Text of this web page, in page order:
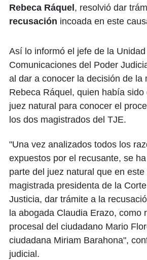
Rebeca Ráquel , resolvió dar
recusación incoada en este
Así lo informó el jefe de la
Comunicaciones del Poder
al dar a conocer la decisión de la
Rebeca Ráquel, quien había
juez natural para conocer el
los dos magistrados del TJE.
"Una vez analizados todos los
expuestos por el recusante, se
parte del juez natural que en
magistrada presidenta de la
Justicia, dar trámite a la
la abogada Claudia Erazo, como
procesal del ciudadano Mario
ciudadana Miriam Barahona",
judicial.